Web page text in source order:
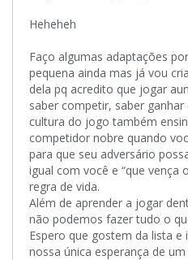
Heheheh
Faço algumas adaptações
pequena ainda mas já vou
dela pq acredito que jogar
saber competir, saber
cultura do jogo também
competidor nobre quando
para que seu adversário
igual com você e “que vença
regra de vida.
Além de aprender a jogar
não podemos fazer tudo o
Espero que gostem da lista
nossa única esperança de